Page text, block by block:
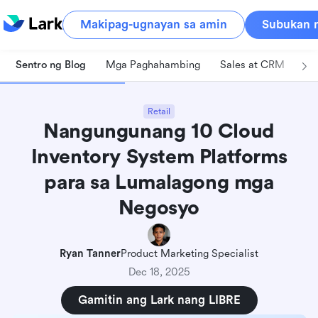
Makipag-ugnayan sa amin Subukan
Sentro ng Blog Mga Paghahambing Sales at CRM
Retail
Nangungunang 10 Cloud
Inventory System Platforms
para sa Lumalagong mga
Negosyo
Ryan TannerProduct Marketing Specialist
Dec 18, 2025
Gamitin ang Lark nang LIBRE